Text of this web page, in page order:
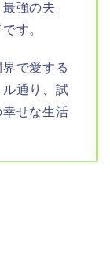
強の夫
す。
で愛する
通り、試
せな生活